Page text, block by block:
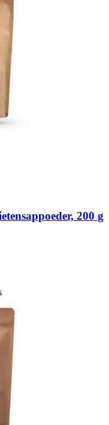
200 g